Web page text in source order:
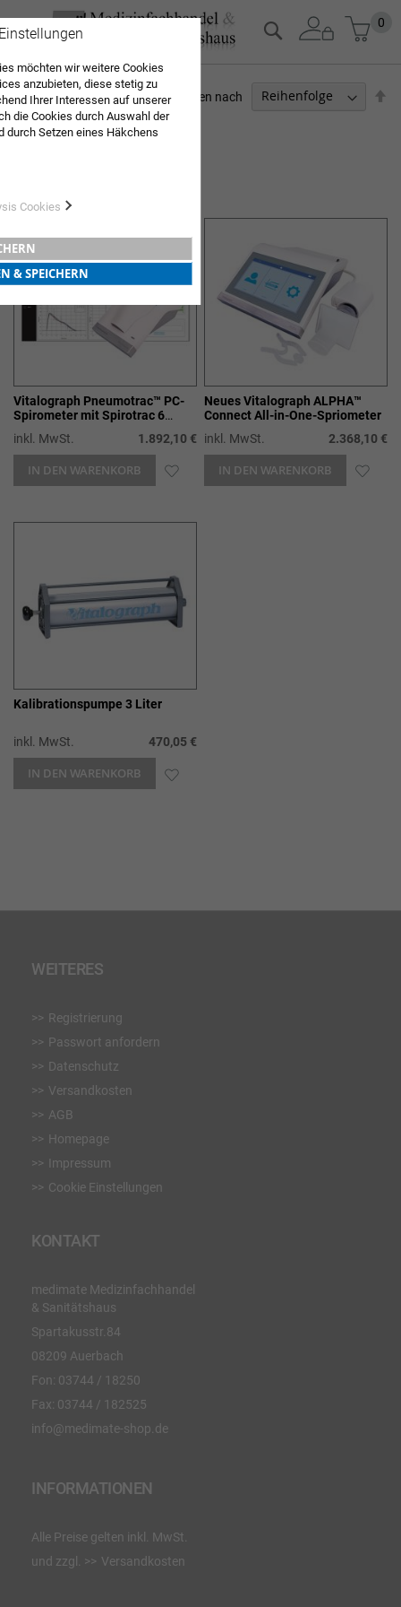
Zum
Inhalt
0
Suche
Sortieren nach
Vitalograph Pneumotrac™ PC-
Spirometer mit Spirotrac 6
inkl. MwSt. 1.892,10 €
IN DEN WARENKORB ZUR
Neues Vitalograph ALPHA™
Connect All-in-One-Spriometer
inkl. MwSt.
2.368,10 €
IN DEN WARENKORB ZUR
Kalibrationspumpe 3 Liter
inkl. MwSt. 470,05 €
IN DEN WARENKORB ZUR
ARZTBEDARF
WEITERES
Registrierung
Passwort anfordern
Datenschutz
Versandkosten
AGB
Homepage
Impressum
Cookie Einstellungen
KONTAKT
medimate Medizinfachhandel
& Sanitätshaus
Spartakusstr.84
08209 Auerbach
Fon: 03744 / 18250
Fax: 03744 / 182525
info@medimate-shop.de
INFORMATIONEN
Alle Preise gelten inkl. MwSt.
und zzgl.
Versandkosten
möchten wir weitere Cookies
anzubieten, diese stetig zu
Ihrer Interessen auf unserer
die Cookies durch Auswahl der
durch Setzen eines Häkchens
Cookies
& SPEICHERN